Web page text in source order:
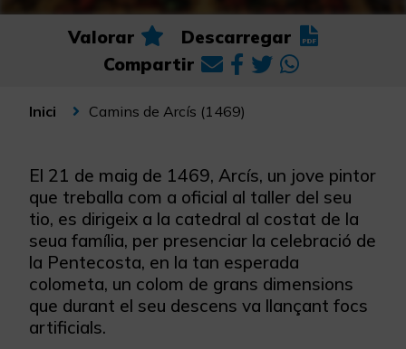
Valorar
Descarregar
Compartir
Inici Camins de Arcís (1469)
El 21 de maig de 1469, Arcís, un jove pintor
que treballa com a oficial al taller del seu
tio, es dirigeix ​​a la catedral al costat de la
seua família, per presenciar la celebració de
la Pentecosta, en la tan esperada
colometa, un colom de grans dimensions
que durant el seu descens va llançant focs
artificials.